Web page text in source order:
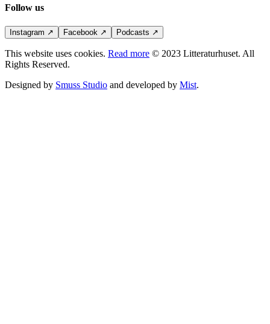
Follow us
Instagram ↗ Facebook ↗ Podcasts ↗
This website uses cookies. Read more © 2023 Litteraturhuset. All
Rights Reserved.
Designed by Smuss Studio and developed by Mist.